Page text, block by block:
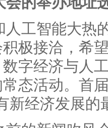
人工智能大热
极接洽，希
字经济与人
态活动。首
新经济发展的